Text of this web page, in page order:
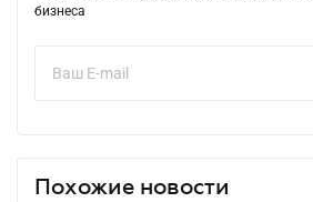
бизнеса
Похожие новости